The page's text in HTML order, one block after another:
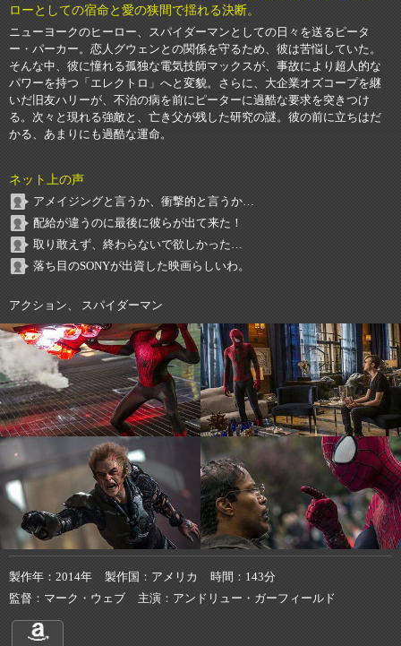
ローとしての宿命と愛の狭間で揺れる決断。
ニューヨークのヒーロー、スパイダーマンとしての日々を送るピータ
ー・パーカー。恋人グウェンとの関係を守るため、彼は苦悩していた。
そんな中、彼に憧れる孤独な電気技師マックスが、事故により超人的な
パワーを持つ「エレクトロ」へと変貌。さらに、大企業オズコープを継
いだ旧友ハリーが、不治の病を前にピーターに過酷な要求を突きつけ
る。次々と現れる強敵と、亡き父が残した研究の謎。彼の前に立ちはだ
かる、あまりにも過酷な運命。
ネット上の声
アメイジングと言うか、衝撃的と言うか…
配給が違うのに最後に彼らが出て来た！
取り敢えず、終わらないで欲しかった…
落ち目のSONYが出資した映画らしいわ。
アクション、 スパイダーマン
製作年 2014年 製作国 アメリカ 時間
143分
監督
マーク・ウェブ 主演 アンドリュー・ガーフィールド